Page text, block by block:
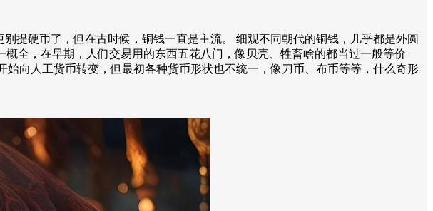
提硬币了，但在古时候，铜钱一直是主流。 细观不同朝代的铜钱，几乎都是外圆
全，在早期，人们交易用的东西五花八门，像贝壳、牲畜啥的都当过一般等价
向人工货币转变，但最初各种货币形状也不统一，像刀币、布币等等，什么奇形